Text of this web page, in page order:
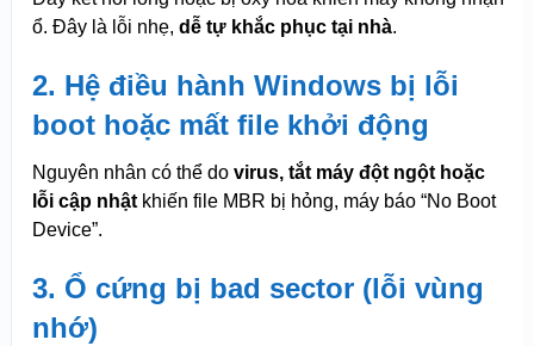
ổ. Đây là lỗi nhẹ, dễ tự khắc phục tại nhà.
2. Hệ điều hành Windows bị lỗi
boot hoặc mất file khởi động
Nguyên nhân có thể do virus, tắt máy đột ngột hoặc
lỗi cập nhậtkhiến file MBR bị hỏng, máy báo “No Boot
Device”.
3. Ổ cứng bị bad sector (lỗi vùng
nhớ)